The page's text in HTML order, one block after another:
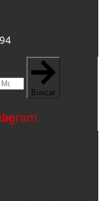
Buscar